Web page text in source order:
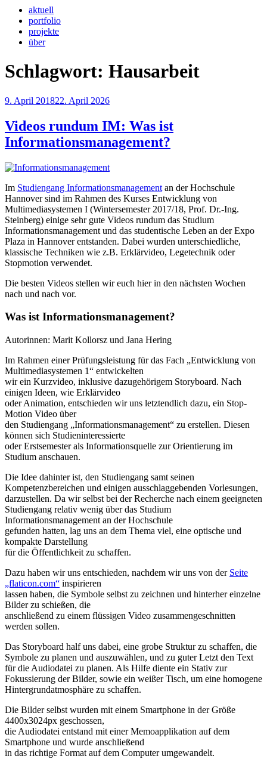
aktuell
portfolio
projekte
über
Schlagwort: Hausarbeit
Veröffentlicht
9. April 201822. April 2026
Videos rundum IM: Was ist
Informationsmanagement?
Im Studiengang Informationsmanagement an der Hochschule
Hannover sind im Rahmen des Kurses Entwicklung von
Multimediasystemen I (Wintersemester 2017/18, Prof. Dr.-Ing.
Steinberg) einige sehr gute Videos rundum das Studium
Informationsmanagement und das studentische Leben an der Expo
Plaza in Hannover entstanden. Dabei wurden unterschiedliche,
klassische Techniken wie z.B. Erklärvideo, Legetechnik oder
Stopmotion verwendet.
Die besten Videos stellen wir euch hier in den nächsten Wochen
nach und nach vor.
Was ist Informationsmanagement?
Autorinnen: Marit Kollorsz und Jana Hering
Im Rahmen einer Prüfungsleistung für das Fach „Entwicklung von
Multimediasystemen 1“ entwickelten
wir ein Kurzvideo, inklusive dazugehörigem Storyboard. Nach
einigen Ideen, wie Erklärvideo
oder Animation, entschieden wir uns letztendlich dazu, ein Stop-
Motion Video über
den Studiengang „Informationsmanagement“ zu erstellen. Diesen
können sich Studieninteressierte
oder Erstsemester als Informationsquelle zur Orientierung im
Studium anschauen.
Die Idee dahinter ist, den Studiengang samt seinen
Kompetenzbereichen und einigen ausschlaggebenden Vorlesungen,
darzustellen. Da wir selbst bei der Recherche nach einem geeigneten
Studiengang relativ wenig über das Studium
Informationsmanagement an der Hochschule
gefunden hatten, lag uns an dem Thema viel, eine optische und
kompakte Darstellung
für die Öffentlichkeit zu schaffen.
Dazu haben wir uns entschieden, nachdem wir uns von der Seite
„flaticon.com“ inspirieren
lassen haben, die Symbole selbst zu zeichnen und hinterher einzelne
Bilder zu schießen, die
anschließend zu einem flüssigen Video zusammengeschnitten
werden sollen.
Das Storyboard half uns dabei, eine grobe Struktur zu schaffen, die
Symbole zu planen und auszuwählen, und zu guter Letzt den Text
für die Audiodatei zu planen. Als Hilfe diente ein Stativ zur
Fokussierung der Bilder, sowie ein weißer Tisch, um eine homogene
Hintergrundatmosphäre zu schaffen.
Die Bilder selbst wurden mit einem Smartphone in der Größe
4400x3024px geschossen,
die Audiodatei entstand mit einer Memoapplikation auf dem
Smartphone und wurde anschließend
in das richtige Format auf dem Computer umgewandelt.